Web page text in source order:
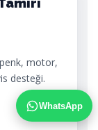
motor,
desteği.
WhatsApp